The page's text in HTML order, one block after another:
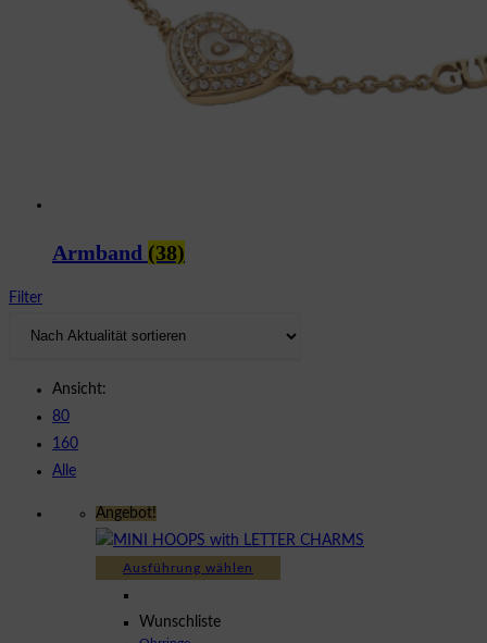
Armband (38)
Filter
Ansicht:
80
160
Alle
Angebot!
Ausführung wählen
Wunschliste